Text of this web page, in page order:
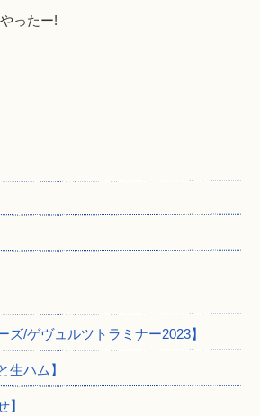
ったー!
ズ/ゲヴュルツトラミナー2023】
生ハム】
】